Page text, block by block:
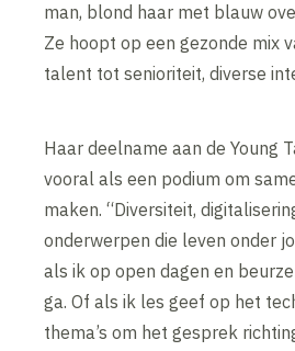
man, blond haar met blauw
Ze hoopt op een gezonde mix
talent tot senioriteit, diverse
Haar deelname aan de Young
vooral als een podium om
maken. “Diversiteit,
onderwerpen die leven onder
als ik op open dagen en
ga. Of als ik les geef op het
thema’s om het gesprek